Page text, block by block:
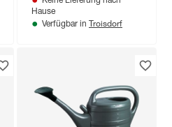
Hause
Verfügbar in Troisdorf